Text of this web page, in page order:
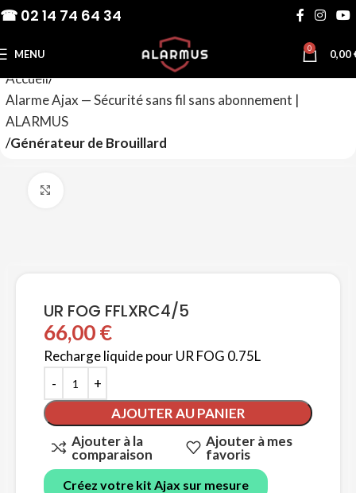
☎ 02 14 74 64 34
MENU 0 0,00
Accueil
Alarme Ajax — Sécurité sans fil sans abonnement |
ALARMUS
Générateur de Brouillard
UR FOG FFLXRC4/5
66,00€
Recharge liquide pour UR FOG 0.75L
AJOUTER AU PANIER
Ajouter à la
comparaison
Ajouter à mes
favoris
Créez votre kit Ajax sur mesure